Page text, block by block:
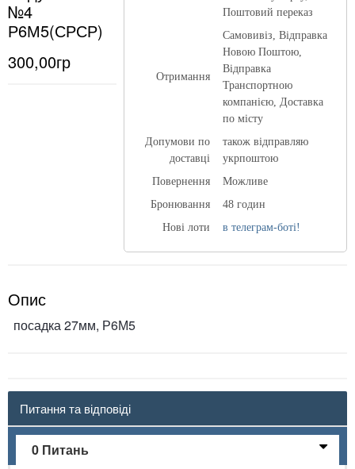
№4
Р6М5(СРСР)
300,00гр
Поштовий переказ
Отримання
Самовивіз, Відправка
Новою Поштою,
Відправка
Транспортною
компанією, Доставка
по місту
Допумови по
доставці
також відправляю
укрпоштою
Повернення
Можливе
Бронювання
48 годин
Нові лоти
в телеграм-боті!
Опис
посадка 27мм, Р6М5
Питання та відповіді
0 Питань